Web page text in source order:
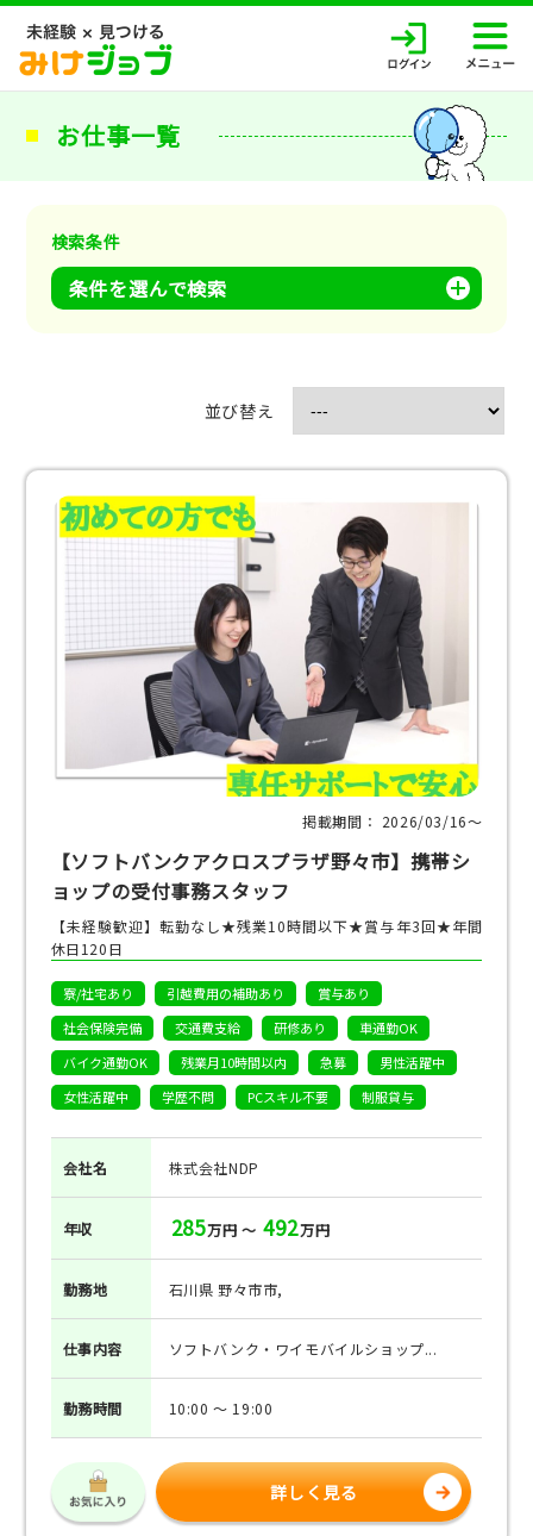
お仕事一覧
検索条件
条件を選んで検索
並び替え
掲載期間： 2026/03/16〜
【ソフトバンクアクロスプラザ野々市】携帯シ
ョップの受付事務スタッフ
【未経験歓迎】転勤なし★残業10時間以下★賞与年3回★年間
休日120日
寮/社宅あり 引越費用の補助あり
賞与あり
社会保険完備
交通費支給 研修あり
車通勤OK
バイク通勤OK
残業月10時間以内 急募
男性活躍中
女性活躍中
学歴不問 PCスキル不要 制服貸与
会社名 株式会社NDP
年収 285万円 ～ 492万円
勤務地 石川県 野々市市,
仕事内容 ソフトバンク・ワイモバイルショップ...
勤務時間 10:00 ～ 19:00
詳しく見る